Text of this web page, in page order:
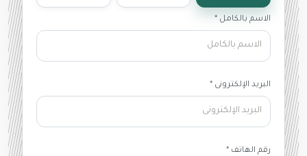
الاسم بالكامل *
البريد الإلكترونى *
رقم الهاتف *